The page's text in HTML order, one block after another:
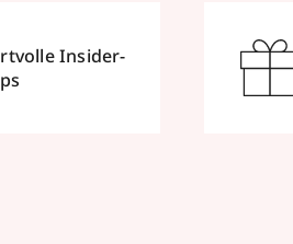
Insider-